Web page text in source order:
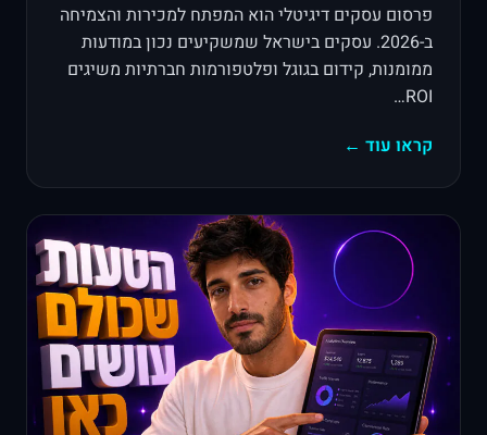
פרסום עסקים דיגיטלי הוא המפתח למכירות והצמיחה
ב-2026. עסקים בישראל שמשקיעים נכון במודעות
ממומנות, קידום בגוגל ופלטפורמות חברתיות משיגים
ROI…
קראו עוד ←